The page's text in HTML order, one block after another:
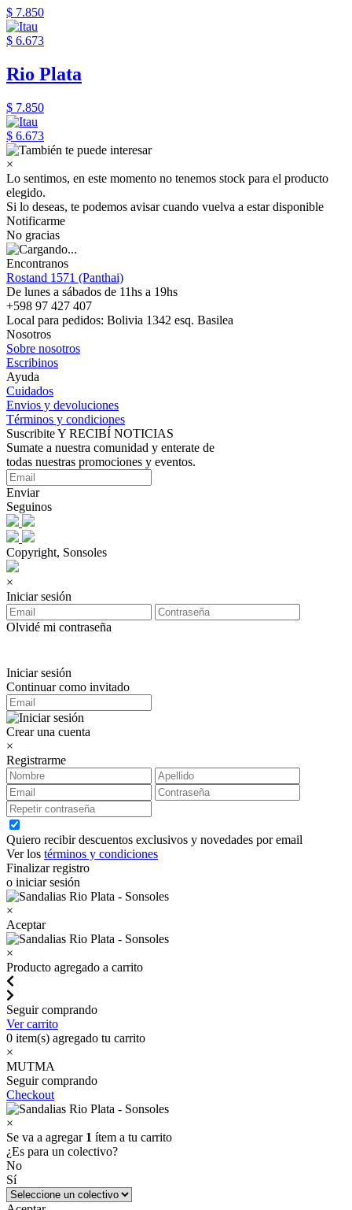
$ 7.850
$ 6.673
Rio Plata
$ 7.850
$ 6.673
×
Lo sentimos, en este momento no tenemos stock para el producto
elegido.
Si lo deseas, te podemos avisar cuando vuelva a estar disponible
Notificarme
No gracias
Encontranos
Rostand 1571 (Panthai)
De lunes a sábados de 11hs a 19hs
+598 97 427 407
Local para pedidos: Bolivia 1342 esq. Basilea
Nosotros
Sobre nosotros
Escribinos
Ayuda
Cuidados
Envios y devoluciones
Términos y condiciones
Suscribite Y RECIBÍ NOTICIAS
Sumate a nuestra comunidad y enterate de
todas nuestras promociones y eventos.
Enviar
Seguinos
Copyright, Sonsoles
×
Iniciar sesión
Olvidé mi contraseña
Iniciar sesión
Continuar como invitado
Crear una cuenta
×
Registrarme
Quiero recibir descuentos exclusivos y novedades por email
Ver los términos y condiciones
Finalizar registro
o iniciar sesión
×
Aceptar
×
Producto agregado a carrito
Seguir comprando
Ver carrito
0 item(s) agregado tu carrito
×
MUTMA
Seguir comprando
Checkout
×
Se va a agregar 1 ítem a tu carrito
¿Es para un colectivo?
No
Sí